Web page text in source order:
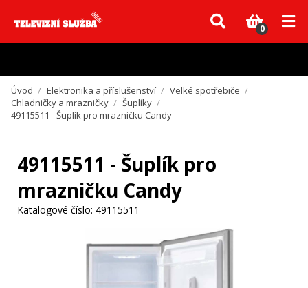
Vzhledem k aktuální situaci se může dodání dílů, které nejsou skladem,
zpozdit. Děkujeme za pochopení.
0
Úvod / Elektronika a příslušenství / Velké spotřebiče /
Chladničky a mrazničky / Šuplíky /
49115511 - Šuplík pro mrazničku Candy
49115511 - Šuplík pro
mrazničku Candy
Katalogové číslo: 49115511